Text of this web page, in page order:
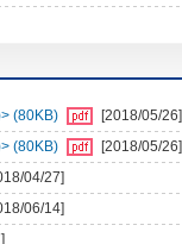
(80KB)
[2018/05/26]
(80KB)
[2018/05/26]
04/27]
06/14]